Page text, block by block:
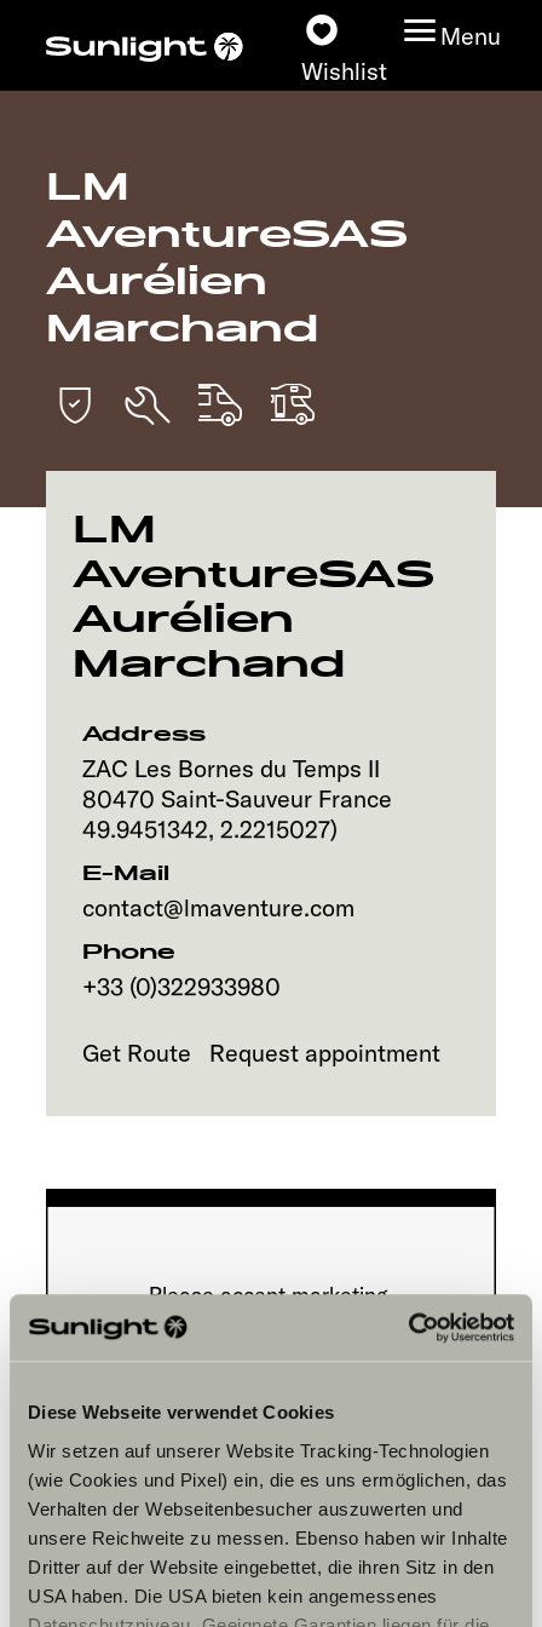
Diese Webseite verwendet Cookies
Wir setzen auf unserer Website Tracking-Technologien
(wie Cookies und Pixel) ein, die es uns ermöglichen, das
Verhalten der Webseitenbesucher auszuwerten und
unsere Reichweite zu messen. Ebenso haben wir Inhalte
Dritter auf der Website eingebettet, die ihren Sitz in den
USA haben. Die USA bieten kein angemessenes
Wishlist
Menu
Models
Configurator
Vehicle Guide
Dealerslocator
Service
LM
AventureSAS
Aurélien
Marchand
LM
AventureSAS
Aurélien
Marchand
Address
ZAC Les Bornes du Temps II
80470 Saint-Sauveur France
49.9451342, 2.2215027)
E-Mail
contact@lmaventure.com
Phone
+33 (0)322933980
Get Route Request appointment
Please accept marketing-
cookies to use this function.
Cookie Settings